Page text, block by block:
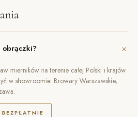
obrączki? +
mierników na terenie całej Polski i krajów
w showroomie: Browary Warszawskie,